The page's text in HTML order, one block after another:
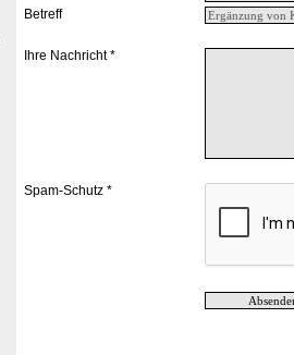
Betreff
Ihre Nachricht *
Spam-Schutz *